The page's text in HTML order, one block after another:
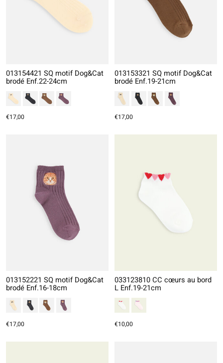
013154421 SQ motif Dog&Cat
brodé Enf.22-24cm
€17,00
013153321 SQ motif Dog&Cat
brodé Enf.19-21cm
€17,00
013152221 SQ motif Dog&Cat
brodé Enf.16-18cm
€17,00
033123810 CC cœurs au bord
L Enf.19-21cm
€10,00